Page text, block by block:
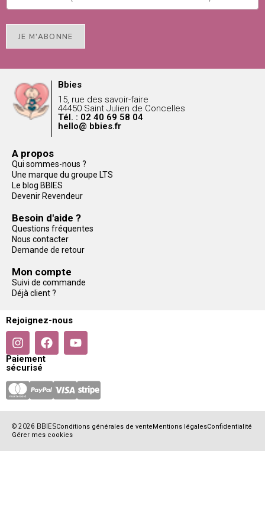
JE M'ABONNE
Bbies
15, rue des savoir-faire
44450 Saint Julien de Concelles
Tél. : 02 40 69 58 04
hello@ bbies.fr
A propos
Qui sommes-nous ?
Une marque du groupe LTS
Le blog BBIES
Devenir Revendeur
Besoin d'aide ?
Questions fréquentes
Nous contacter
Demande de retour
Mon compte
Suivi de commande
Déjà client ?
Rejoignez-nous
Paiement
sécurisé
© 2026 BBIESConditions générales de vente Mentions légalesConfidentialité
Gérer mes cookies